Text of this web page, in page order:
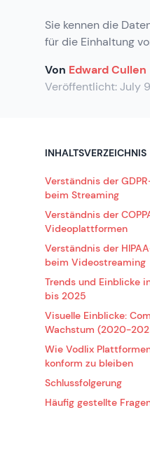
Sie kennen die
für die Einhaltung
Von Edward Cullen
Veröffentlicht:July
INHALTSVERZEICHNIS
Verständnis der
beim Streaming
Verständnis der
Videoplattformen
Verständnis der
beim Videostreaming
Trends und Einblicke
bis 2025
Visuelle Einblicke:
Wachstum (2020-
Wie Vodlix
konform zu bleiben
Schlussfolgerung
Häufig gestellte